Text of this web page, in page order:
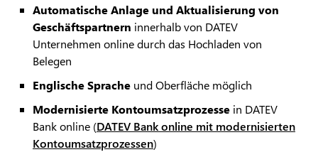
Automatische Anlage und Aktualisierung von
Geschäftspartnern innerhalb von DATEV
Unternehmen online durch das Hochladen von
Belegen
Englische Sprache und Oberfläche möglich
Modernisierte Kontoumsatzprozesse in DATEV
Bank online (DATEV Bank online mit modernisierten
Kontoumsatzprozessen)